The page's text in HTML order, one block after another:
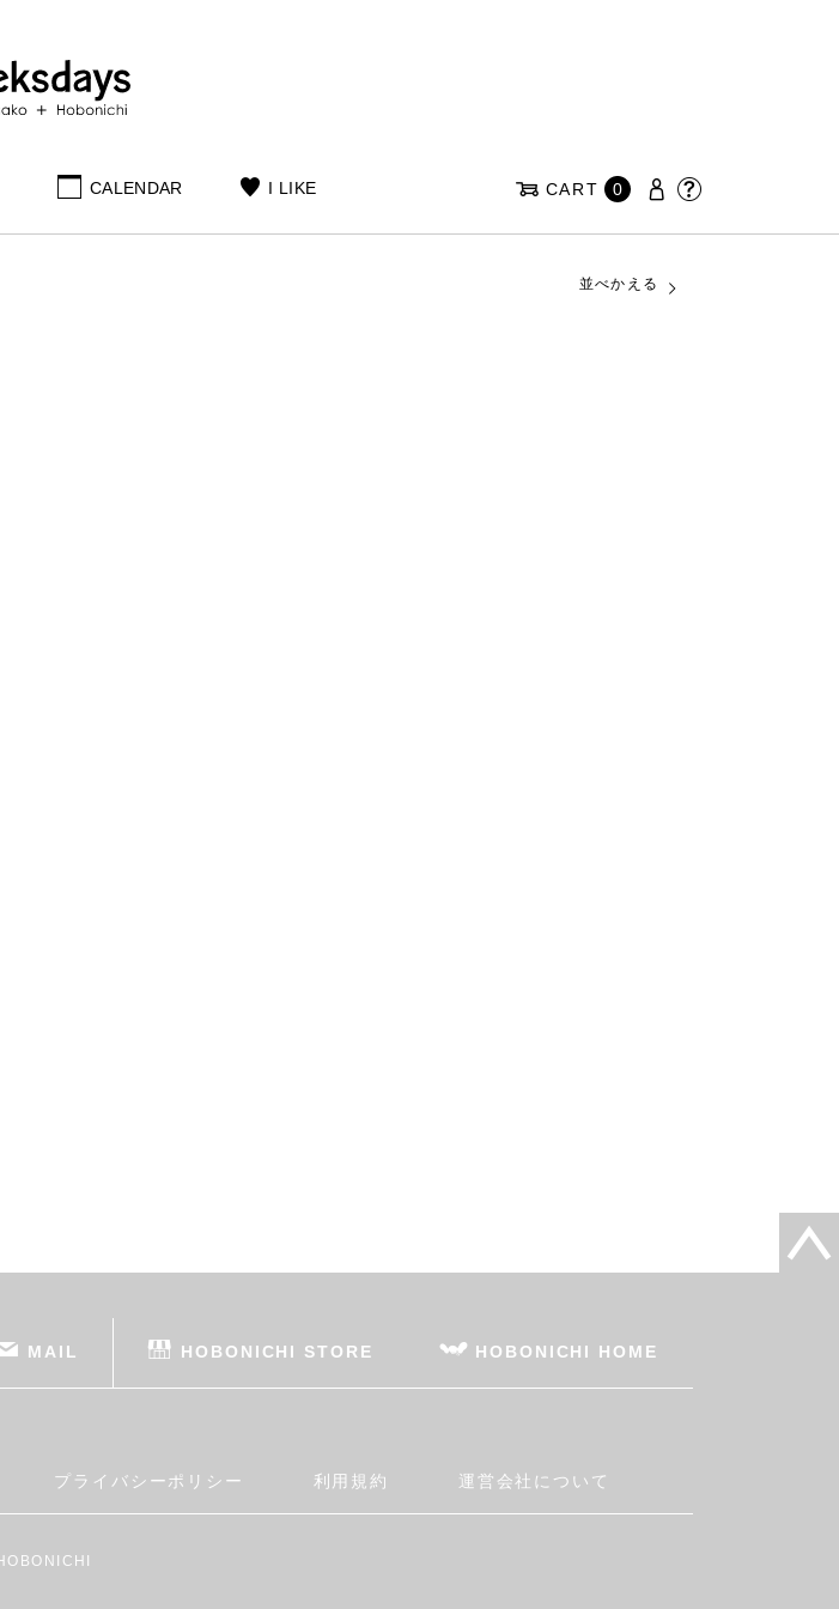
CALENDAR I LIKE CART 0
並べかえる
MAIL HOBONICHI STORE HOBONICHI HOME
プライバシーポリシー 利用規約 運営会社について